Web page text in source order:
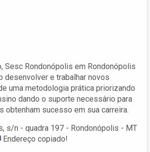
Sesc Rondonópolis em Rondonópolis
desenvolver e trabalhar novos
uma metodologia prática priorizando
dando o suporte necessário para
obtenham sucesso em sua carreira.
s/n - quadra 197 - Rondonópolis - MT
Endereço copiado!